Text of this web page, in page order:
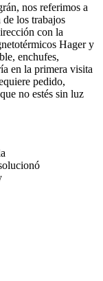
, nos referimos a
los trabajos
con la
Hager y
enchufes,
en la primera visita
pedido,
no estés sin luz